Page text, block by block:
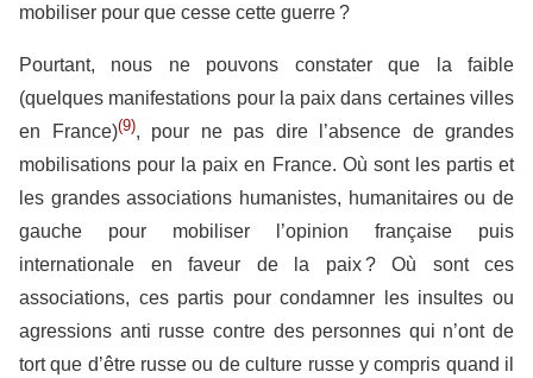
mobiliser pour que cesse cette guerre ?
Pourtant, nous ne pouvons constater que la faible
(quelques manifestations pour la paix dans certaines villes
en France)(9), pour ne pas dire l’absence de grandes
mobilisations pour la paix en France. Où sont les partis et
les grandes associations humanistes, humanitaires ou de
gauche pour mobiliser l’opinion française puis
internationale en faveur de la paix ? Où sont ces
associations, ces partis pour condamner les insultes ou
agressions anti russe contre des personnes qui n’ont de
tort que d’être russe ou de culture russe y compris quand il